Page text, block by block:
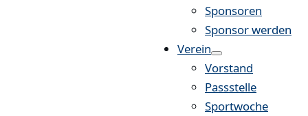
Sponsoren
Sponsor werden
Verein
Vorstand
Passstelle
Sportwoche